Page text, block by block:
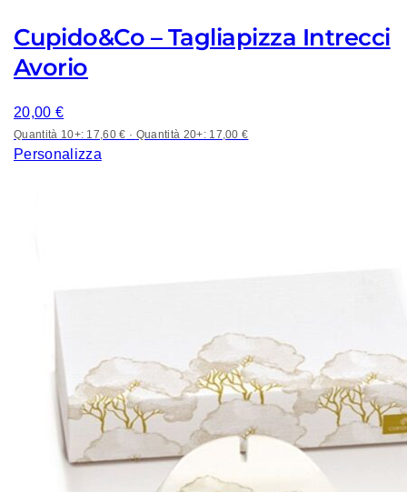
Cupido&Co – Tagliapizza Intrecci
Avorio
20,00 €
Quantità 10+: 17,60 € · Quantità 20+: 17,00 €
Personalizza